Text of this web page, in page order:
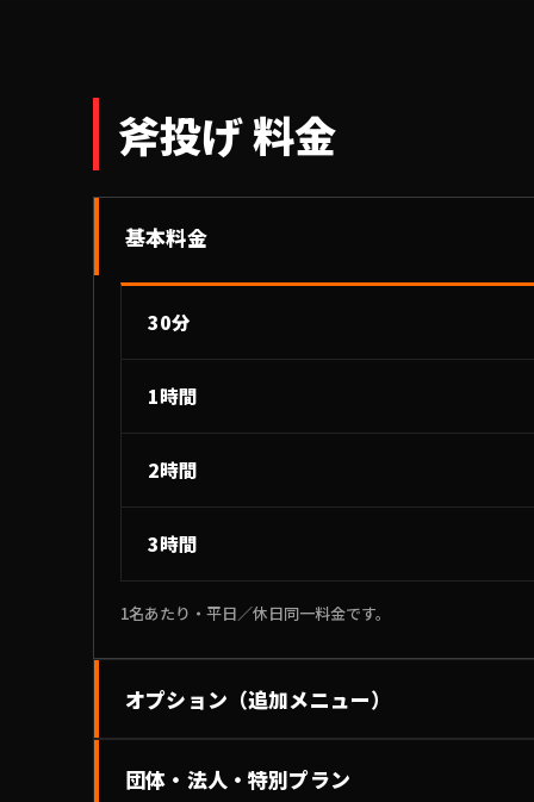
斧投げ 料金
基本料金
30分
1時間
2時間
3時間
1名あたり・平日／休日同一料金です。
オプション（追加メニュー）
団体・法人・特別プラン